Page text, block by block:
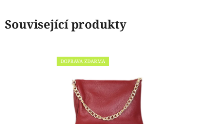
Související produkty
DOPRAVA ZDARMA